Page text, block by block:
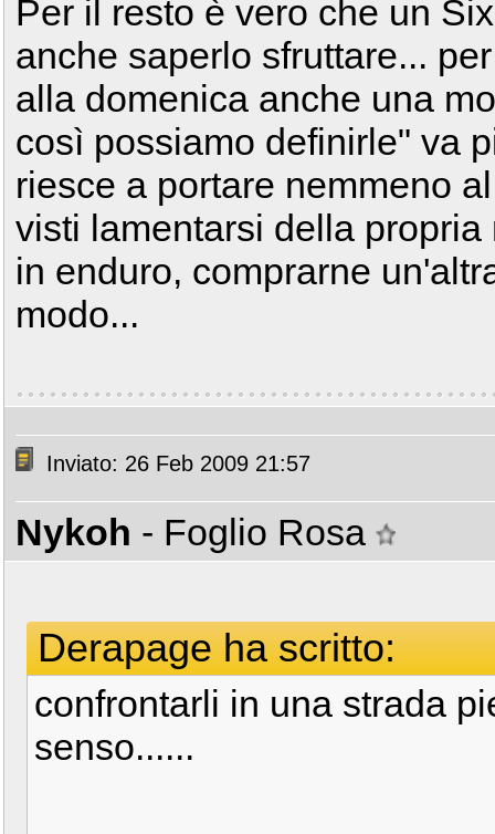
Per il resto è vero che un
anche saperlo sfruttare...
alla domenica anche una
così possiamo definirle" va
riesce a portare nemmeno
visti lamentarsi della
in enduro, comprarne
modo...
Inviato: 26 Feb 2009 21:57
Nykoh - Foglio Rosa
Derapage ha scritto:
confrontarli in una strada
senso......